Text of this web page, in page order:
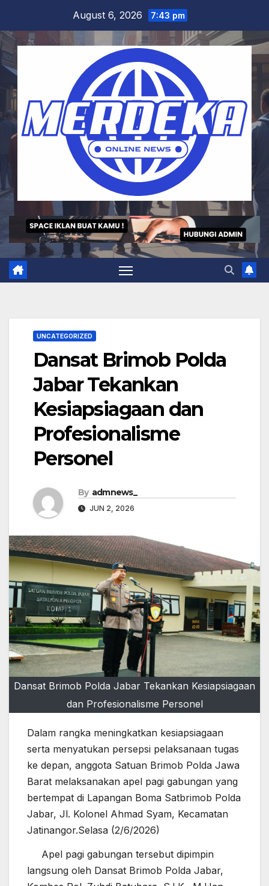
content
August 6, 2026 7:43 pm
UNCATEGORIZED
Dansat Brimob Polda
Jabar Tekankan
Kesiapsiagaan dan
Profesionalisme
Personel
By admnews_
JUN 2, 2026
Dansat Brimob Polda Jabar Tekankan Kesiapsiagaan
dan Profesionalisme Personel
Dalam rangka meningkatkan kesiapsiagaan
serta menyatukan persepsi pelaksanaan tugas
ke depan, anggota Satuan Brimob Polda Jawa
Barat melaksanakan apel pagi gabungan yang
bertempat di Lapangan Boma Satbrimob Polda
Jabar, Jl. Kolonel Ahmad Syam, Kecamatan
Jatinangor.Selasa (2/6/2026)
Apel pagi gabungan tersebut dipimpin
langsung oleh Dansat Brimob Polda Jabar,